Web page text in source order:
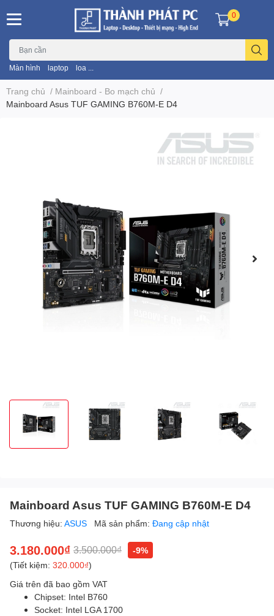
Màn hình laptop loa ...
0
Trang chủ / Mainboard - Bo mạch chủ /
Mainboard Asus TUF GAMING B760M-E D4
Mainboard Asus TUF GAMING B760M-E D4
Thương hiệu: ASUS Mã sản phẩm: Đang cập nhật
3.180.000₫ 3.500.000₫
-9%
(Tiết kiệm: 320.000₫)
Giá trên đã bao gồm VAT
Chipset: Intel B760
Socket: Intel LGA 1700